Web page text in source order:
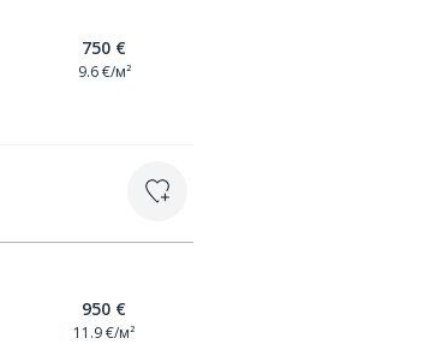
750 €
9.6 €/м²
950 €
11.9 €/м²